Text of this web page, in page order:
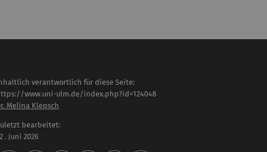
verantwortlich für diese Seite:
www.uni-ulm.de/index.php?id=124048
Melina Klepsch
bearbeitet:
. Juni 2026